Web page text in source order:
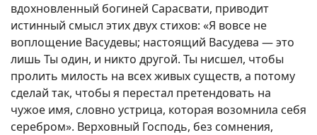
вдохновленный богиней Сарасвати, приводит
истинный смысл этих двух стихов: «Я вовсе не
воплощение Васудевы; настоящий Васудева — это
лишь Ты один, и никто другой. Ты нисшел, чтобы
пролить милость на всех живых существ, а потому
сделай так, чтобы я перестал претендовать на
чужое имя, словно устрица, которая возомнила себя
серебром». Верховный Господь, без сомнения,